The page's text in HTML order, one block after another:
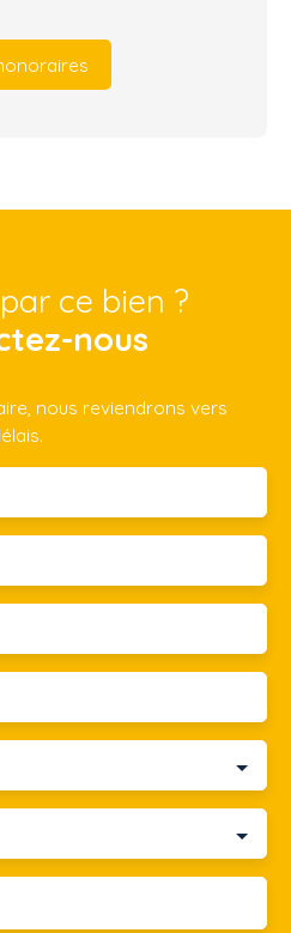
ce bien ?
nous
nous reviendrons vers